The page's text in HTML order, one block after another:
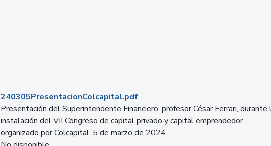
240305PresentacionColcapital.pdf
Presentación del Superintendente Financiero, profesor César Ferrari, durante
instalación del VII Congreso de capital privado y capital emprendedor
organizado por Colcapital. 5 de marzo de 2024